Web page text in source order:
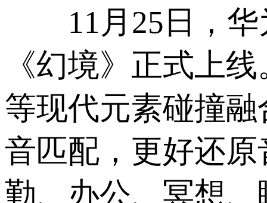
11月25日，华
《幻境》正式上
等现代元素碰撞融
音匹配，更好还
勤、办公、冥想